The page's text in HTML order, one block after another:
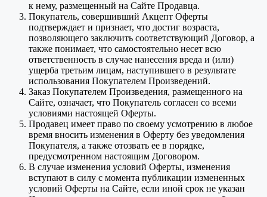
к нему, размещенный на Сайте Продавца.
Покупатель, совершивший Акцепт Оферты
подтверждает и признает, что достиг возраста,
позволяющего заключить соответствующий Договор, а
также понимает, что самостоятельно несет всю
ответственность в случае нанесения вреда и (или)
ущерба третьим лицам, наступившего в результате
использования Покупателем Произведений.
Заказ Покупателем Произведения, размещенного на
Сайте, означает, что Покупатель согласен со всеми
условиями настоящей Оферты.
Продавец имеет право по своему усмотрению в любое
время вносить изменения в Оферту без уведомления
Покупателя, а также отозвать ее в порядке,
предусмотренном настоящим Договором.
В случае изменения условий Оферты, изменения
вступают в силу с момента публикации измененных
условий Оферты на Сайте, если иной срок не указан